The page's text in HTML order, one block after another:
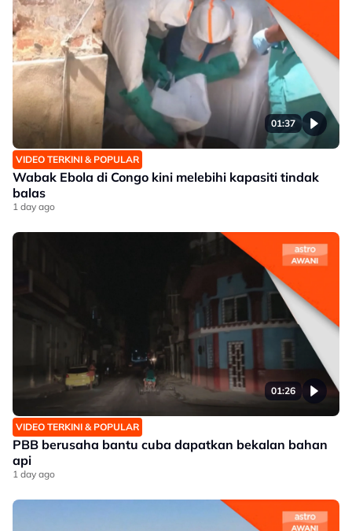
01:37
VIDEO TERKINI & POPULAR
Wabak Ebola di Congo kini melebihi kapasiti tindak
balas
1 day ago
01:26
VIDEO TERKINI & POPULAR
PBB berusaha bantu cuba dapatkan bekalan bahan
api
1 day ago